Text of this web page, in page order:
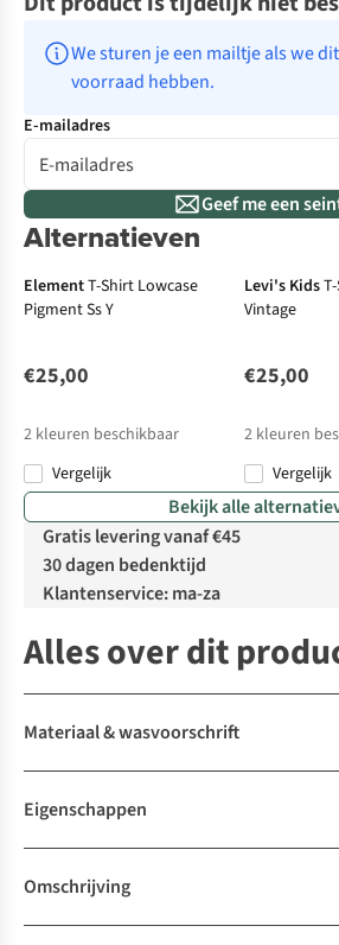
We sturen je een mailtje als we
voorraad hebben.
E-mailadres
Geef me een
Alternatieven
ElementT-Shirt Lowcase
Pigment Ss Y
€25,00
2 kleuren beschikbaar
Vergelijk
Levi's Kids
Vintage
€25,00
2 kleuren
Vergelijk
Bekijk alle
Gratis levering vanaf €45
30 dagen bedenktijd
Klantenservice: ma-za
Alles over dit
Materiaal & wasvoorschrift
Eigenschappen
Omschrijving